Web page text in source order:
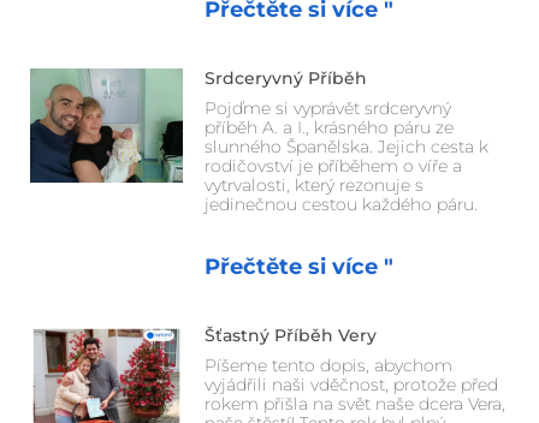
Přečtěte si více "
Srdceryvný Příběh
Pojďme si vyprávět srdceryvný
příběh A. a I., krásného páru ze
slunného Španělska. Jejich cesta k
rodičovství je příběhem o víře a
vytrvalosti, který rezonuje s
jedinečnou cestou každého páru.
Přečtěte si více "
Šťastný Příběh Very
Píšeme tento dopis, abychom
vyjádřili naši vděčnost, protože před
rokem přišla na svět naše dcera Vera,